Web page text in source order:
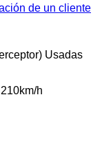
de un cliente
Usadas
h